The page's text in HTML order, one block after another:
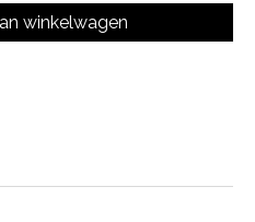
winkelwagen